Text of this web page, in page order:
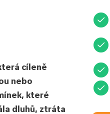
cíleně
nebo
které
dluhů, ztráta